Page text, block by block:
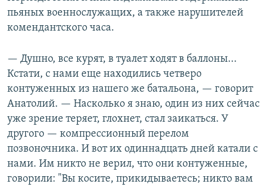
пьяных военнослужащих, а также нарушителей
комендантского часа.
— Душно, все курят, в туалет ходят в баллоны...
Кстати, с нами еще находились четверо
контуженных из нашего же батальона, — говорит
Анатолий. — Насколько я знаю, один из них сейчас
уже зрение теряет, глохнет, стал заикаться. У
другого — компрессионный перелом
позвоночника. И вот их одиннадцать дней катали с
нами. Им никто не верил, что они контуженные,
говорили: "Вы косите, прикидываетесь; никто вам